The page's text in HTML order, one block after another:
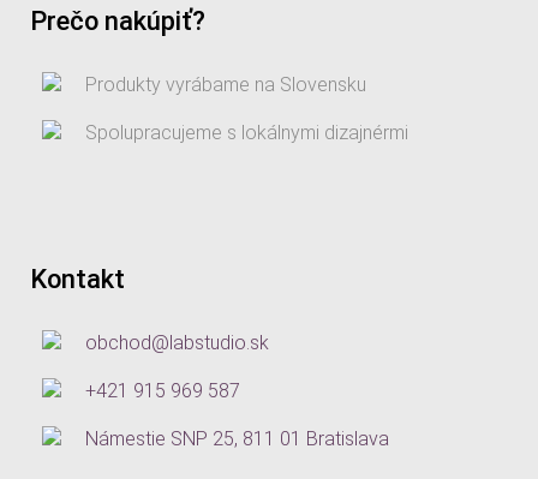
Prečo nakúpiť?
Produkty vyrábame na Slovensku
Spolupracujeme s lokálnymi dizajnérmi
Kontakt
obchod@labstudio.sk
+421 915 969 587
Námestie SNP 25, 811 01 Bratislava